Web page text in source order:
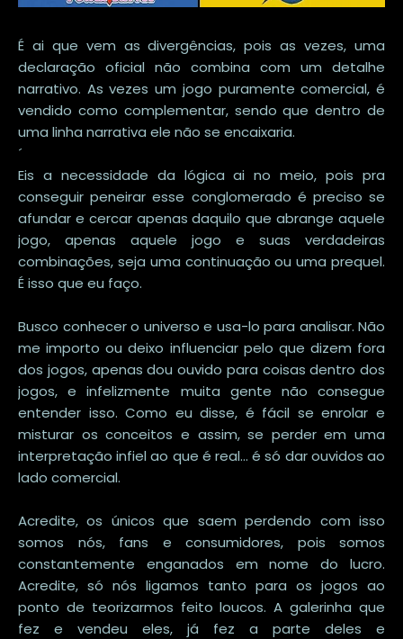
É ai que vem as divergências, pois as vezes, uma
declaração oficial não combina com um detalhe
narrativo. As vezes um jogo puramente comercial, é
vendido como complementar, sendo que dentro de
uma linha narrativa ele não se encaixaria.
´
Eis a necessidade da lógica ai no meio, pois pra
conseguir peneirar esse conglomerado é preciso se
afundar e cercar apenas daquilo que abrange aquele
jogo, apenas aquele jogo e suas verdadeiras
combinações, seja uma continuação ou uma prequel.
É isso que eu faço.
Busco conhecer o universo e usa-lo para analisar. Não
me importo ou deixo influenciar pelo que dizem fora
dos jogos, apenas dou ouvido para coisas dentro dos
jogos, e infelizmente muita gente não consegue
entender isso. Como eu disse, é fácil se enrolar e
misturar os conceitos e assim, se perder em uma
interpretação infiel ao que é real... é só dar ouvidos ao
lado comercial.
Acredite, os únicos que saem perdendo com isso
somos nós, fans e consumidores, pois somos
constantemente enganados em nome do lucro.
Acredite, só nós ligamos tanto para os jogos ao
ponto de teorizarmos feito loucos. A galerinha que
fez e vendeu eles, já fez a parte deles e